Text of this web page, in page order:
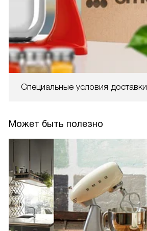
Специальные условия доставки
Может быть полезно